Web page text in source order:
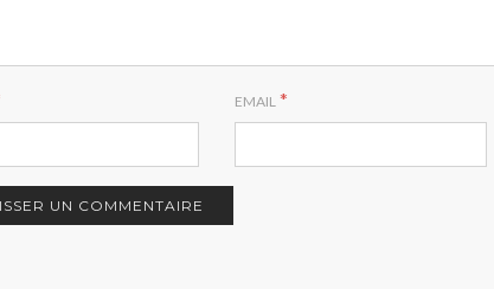
EMAIL *